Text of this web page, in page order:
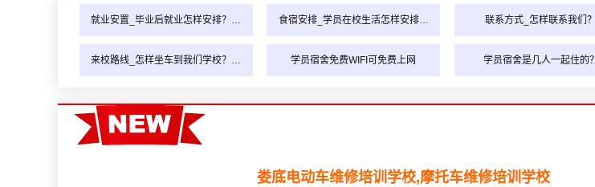
就业安置_毕业后就业怎样安排？… 食宿安排_学员在校生活怎样安排… 联系方式_怎样联系我们？
来校路线_怎样坐车到我们学校？… 学员宿舍免费WIFI可免费上网 学员宿舍是几人一起住的？
娄底电动车维修培训学校,摩托车维修培训学校